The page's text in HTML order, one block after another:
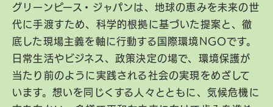
グリーンピース・ジャパンは、地球の恵みを未来の世
代に手渡すため、科学的根拠に基づいた提案と、徹
底した現場主義を軸に行動する国際環境NGOです。
日常生活やビジネス、政策決定の場で、環境保護が
当たり前のように実践される社会の実現をめざして
います。想いを同じくする人々とともに、気候危機に